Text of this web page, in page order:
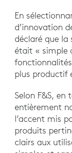
En
d’innovation
déclaré que la
était « simple
plus productif
Selon F&S,
entièrement
l’accent mis
produits
clairs aux